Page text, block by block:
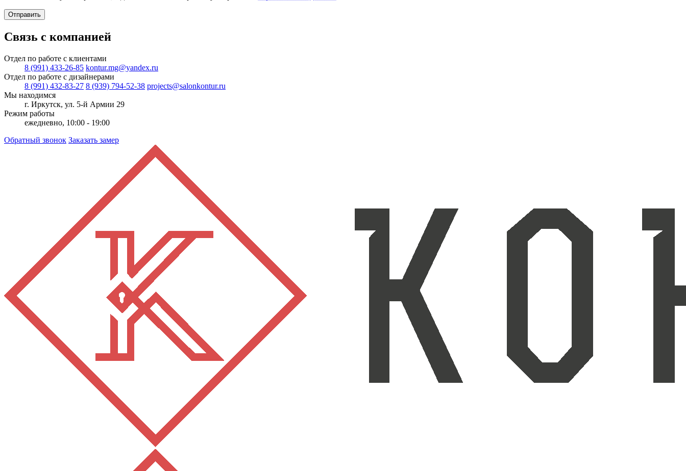
Отправить
Связь с компанией
Отдел по работе с клиентами
8 (991) 433-26-85 kontur.mg@yandex.ru
Отдел по работе с дизайнерами
8 (991) 432-83-27 8 (939) 794-52-38 projects@salonkontur.ru
Мы находимся
г. Иркутск, ул. 5-й Армии 29
Режим работы
ежедневно, 10:00 - 19:00
Обратный звонок Заказать замер